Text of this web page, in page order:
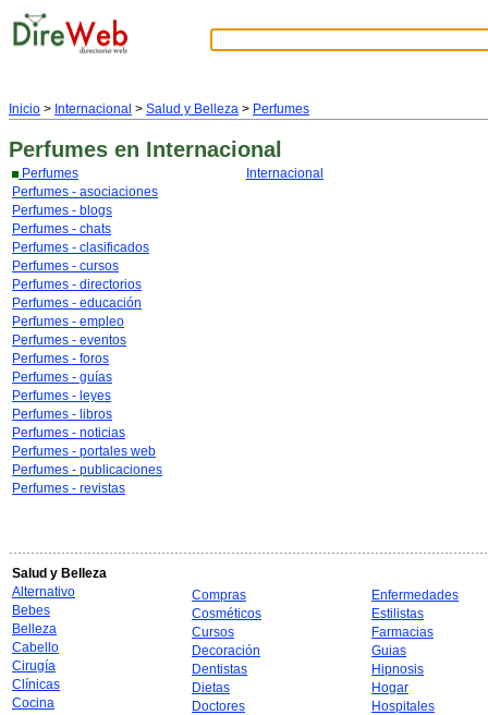
Inicio > Internacional > Salud y Belleza > Perfumes
Perfumes en Internacional
Perfumes
Perfumes - asociaciones
Perfumes - blogs
Perfumes - chats
Perfumes - clasificados
Perfumes - cursos
Perfumes - directorios
Perfumes - educación
Perfumes - empleo
Perfumes - eventos
Perfumes - foros
Perfumes - guías
Perfumes - leyes
Perfumes - libros
Perfumes - noticias
Perfumes - portales web
Perfumes - publicaciones
Perfumes - revistas
Internacional
Salud y Belleza
Alternativo
Bebes
Belleza
Cabello
Cirugía
Clínicas
Cocina
Compras
Cosméticos
Cursos
Decoración
Dentistas
Dietas
Doctores
Enfermedades
Estilistas
Farmacias
Guias
Hipnosis
Hogar
Hospitales